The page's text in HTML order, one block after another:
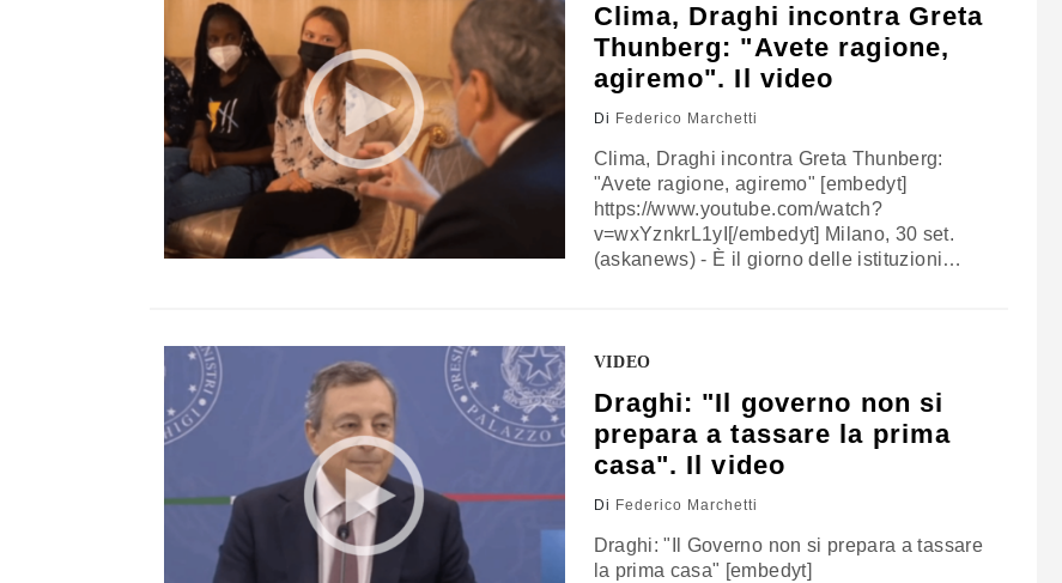
Clima, Draghi incontra Greta
Thunberg: "Avete ragione,
agiremo". Il video
Di Federico Marchetti
Clima, Draghi incontra Greta Thunberg:
"Avete ragione, agiremo" [embedyt]
https://www.youtube.com/watch?
v=wxYznkrL1yI[/embedyt] Milano, 30 set.
(askanews) - È il giorno delle istituzioni
Greta Thunberg che oggi insieme con le
Comparelli ha incontrato…
VIDEO
Draghi: "Il governo non si
prepara a tassare la prima
casa". Il video
Di Federico Marchetti
Draghi: "Il Governo non si prepara a tassare
la prima casa" [embedyt]